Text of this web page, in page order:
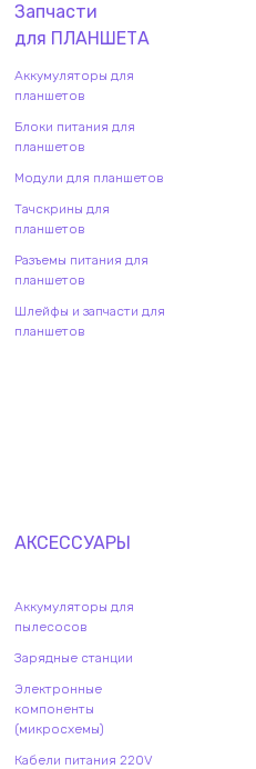
Запчасти
для ПЛАНШЕТА
Аккумуляторы для
планшетов
Блоки питания для
планшетов
Модули для планшетов
Тачскрины для
планшетов
Разъемы питания для
планшетов
Шлейфы и запчасти для
планшетов
АКСЕССУАРЫ
Аккумуляторы для
пылесосов
Зарядные станции
Электронные
компоненты
(микросхемы)
Кабели питания 220V